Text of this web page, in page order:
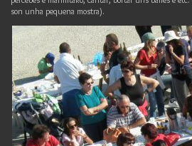
son unha pequena mostra).